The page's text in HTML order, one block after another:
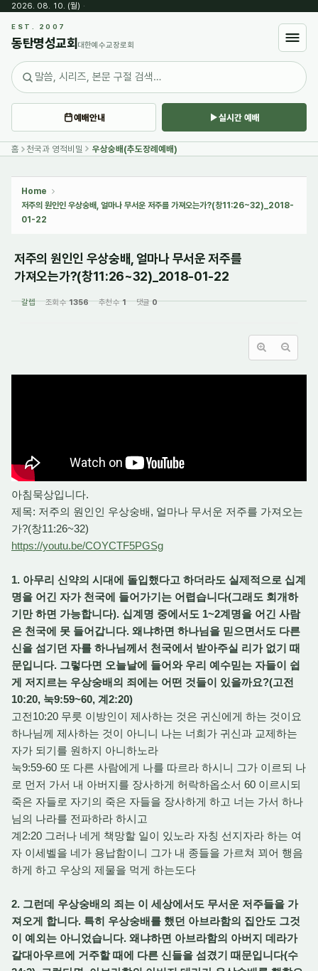
2026. 08. 10. (월) ·
EST. 2007
동탄명성교회 대한예수교장로회
예배안내 실시간 예배
홈 천국과 영적비밀 우상숭배(추도장례예배)
Home
저주의 원인인 우상숭배, 얼마나 무서운 저주를 가져오는가?(창11:26~32)_2018-
01-22
저주의 원인인 우상숭배, 얼마나 무서운 저주를
가져오는가?(창11:26~32)_2018-01-22
갈렙 조회 수1356 추천 수1 댓글0
아침묵상입니다.
제목: 저주의 원인인 우상숭배, 얼마나 무서운 저주를 가져오는
가?(창11:26~32)
https://youtu.be/COYCTF5PGSg
1. 아무리 신약의 시대에 돌입했다고 하더라도 실제적으로 십계
명을 어긴 자가 천국에 들어가기는 어렵습니다(그래도 회개하
기만 하면 가능합니다). 십계명 중에서도 1~2계명을 어긴 사람
은 천국에 못 들어갑니다. 왜냐하면 하나님을 믿으면서도 다른
신을 섬기던 자를 하나님께서 천국에서 받아주실 리가 없기 때
문입니다. 그렇다면 오늘날에 들어와 우리 예수믿는 자들이 쉽
게 저지르는 우상숭배의 죄에는 어떤 것들이 있을까요?(고전
10:20, 눅9:59~60, 계2:20)
고전10:20 무릇 이방인이 제사하는 것은 귀신에게 하는 것이요
하나님께 제사하는 것이 아니니 나는 너희가 귀신과 교제하는
자가 되기를 원하지 아니하노라
눅9:59-60 또 다른 사람에게 나를 따르라 하시니 그가 이르되 나
로 먼저 가서 내 아버지를 장사하게 허락하옵소서 60 이르시되
죽은 자들로 자기의 죽은 자들을 장사하게 하고 너는 가서 하나
님의 나라를 전파하라 하시고
계2:20 그러나 네게 책망할 일이 있노라 자칭 선지자라 하는 여
자 이세벨을 네가 용납함이니 그가 내 종들을 가르쳐 꾀어 행음
하게 하고 우상의 제물을 먹게 하는도다
2. 그런데 우상숭배의 죄는 이 세상에서도 무서운 저주들을 가
져오게 합니다. 특히 우상숭배를 했던 아브라함의 집안도 그것
이 예외는 아니었습니다. 왜냐하면 아브라함의 아버지 데라가
갈대아우르에 거주할 때에 다른 신들을 섬겼기 때문입니다(수
Sketchbook5, 스케치북5
Sketchbook5, 스케치북5